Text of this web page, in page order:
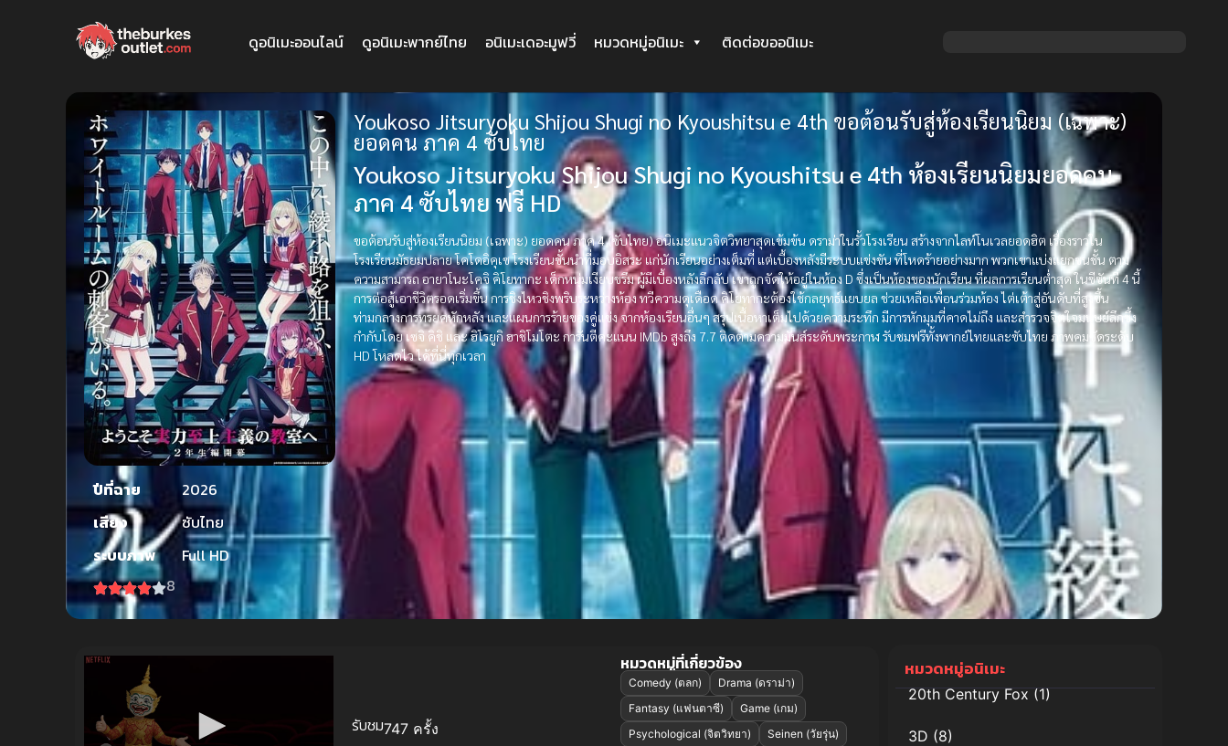
ดูอนิเมะออนไลน์ ดูอนิเมะพากย์ไทย อนิเมะเดอะมูฟวี่ หมวดหมู่อนิเมะ ติดต่อขออนิเมะ
ปีที่ฉาย
2026
เสียง
ซับไทย
ระบบภาพ
Full HD
8
Youkoso Jitsuryoku Shijou Shugi no Kyoushitsu e 4th ขอต้อนรับสู่ห้องเรียนนิยม (เฉพาะ)
ยอดคน ภาค 4 ซับไทย
Youkoso Jitsuryoku Shijou Shugi no Kyoushitsu e 4th ห้องเรียนนิยมยอดคน
ภาค 4 ซับไทย ฟรี HD
ขอต้อนรับสู่ห้องเรียนนิยม (เฉพาะ) ยอดคน ภาค 4 (ซับไทย) อนิเมะแนวจิตวิทยาสุดเข้มข้น ดราม่าในรั้วโรงเรียน สร้างจากไลท์โนเวลยอดฮิต เรื่องราวใน
โรงเรียนมัธยมปลาย โคโดอิคุเซ โรงเรียนชั้นนำที่มอบอิสระ แก่นักเรียนอย่างเต็มที่ แต่เบื้องหลังมีระบบแข่งขัน ที่โหดร้ายอย่างมาก พวกเขาแบ่งแยกชนชั้น ตาม
ความสามารถ อายาโนะโคจิ คิโยทากะ เด็กหนุ่มเงียบขรึม ผู้มีเบื้องหลังลึกลับ เขาถูกจัดให้อยู่ในห้อง D ซึ่งเป็นห้องของนักเรียน ที่ผลการเรียนต่ำสุด ในซีซันที่ 4 นี้
การต่อสู้เอาชีวิตรอดเริ่มขึ้น การชิงไหวชิงพริบระหว่างห้อง ทวีความดุเดือด คิโยทากะต้องใช้กลยุทธ์แยบยล ช่วยเหลือเพื่อนร่วมห้อง ไต่เต้าสู่อันดับที่สูงขึ้น
ท่ามกลางการทรยศหักหลัง และแผนการร้ายของคู่แข่ง จากห้องเรียนอื่นๆ สรุปเนื้อหาเต็มไปด้วยความระทึก มีการหักมุมที่คาดไม่ถึง และสำรวจจิตใจมนุษย์ลึกซึ้ง
กำกับโดย เซจิ คิชิ และ ฮิโรยูกิ ฮาชิโมโตะ การันตีคะแนน IMDb สูงถึง 7.7 ติดตามความมันส์ระดับพระกาฬ รับชมฟรีทั้งพากย์ไทยและซับไทย ภาพคมชัดระดับ
HD โหลดไว ได้ที่นี่ทุกเวลา
รับชม747 ครั้ง
หมวดหมู่ที่เกี่ยวข้อง
Comedy (ตลก)
Drama (ดราม่า)
Fantasy (แฟนตาซี)
Game (เกม)
Psychological (จิตวิทยา)
Seinen (วัยรุ่น)
หมวดหมู่อนิเมะ
20th Century Fox(1)
3D (8)